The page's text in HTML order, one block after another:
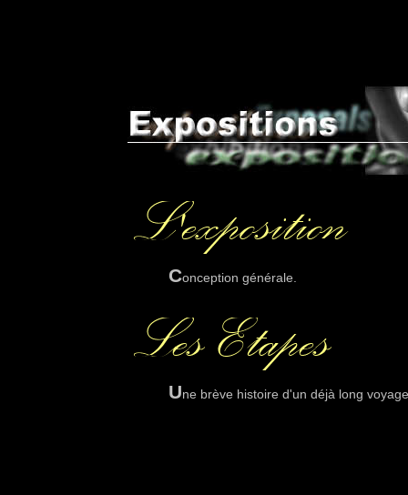
Conception générale.
Une brève histoire d'un déjà long